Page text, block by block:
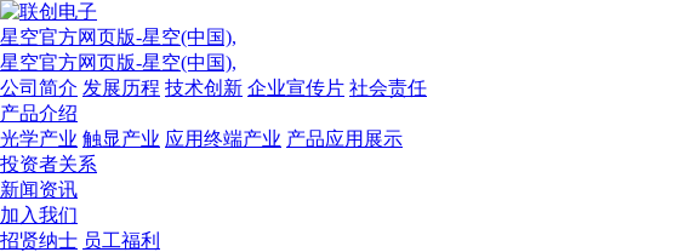
星空官方网页版-星空(中国),
星空官方网页版-星空(中国),
公司简介 发展历程 技术创新 企业宣传片 社会责任
产品介绍
光学产业 触显产业 应用终端产业 产品应用展示
投资者关系
新闻资讯
加入我们
招贤纳士 员工福利